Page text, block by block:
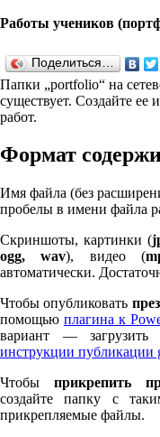
Работы учеников
Поделиться…
Папки „port­fo­lio“ на
существует. Создайте ее
работ.
Формат
Имя файла (без
пробелы в имени файла
Скриншоты, картинки (
ogg, wav), видео (
автоматически.
Чтобы опубликовать
помощью плагина к
вариант —
инструкции публикации
Чтобыприкрепить
создайте папку с
прикрепляемые файлы.